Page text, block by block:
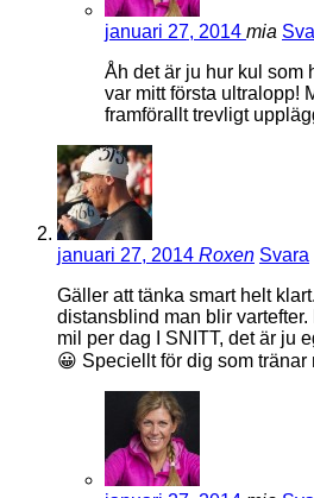
januari 27, 2014 mia
Åh det är ju hur kul som
var mitt första ultralopp!
framförallt trevligt
januari 27, 2014 Roxen Svara
Gäller att tänka smart helt
distansblind man blir
mil per dag I SNITT, det är ju
😀 Speciellt för dig som tränar